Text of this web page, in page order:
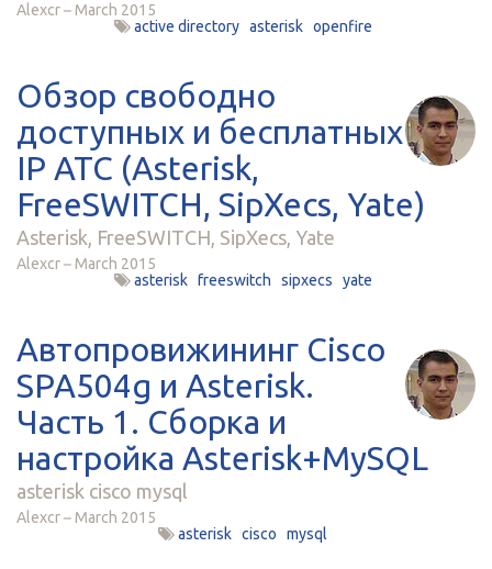
Alexcr
March 2015
active directory asterisk openfire
Обзор свободно
доступных и бесплатных
IP АТС (Asterisk,
FreeSWITCH, SipXecs, Yate)
Asterisk, FreeSWITCH, SipXecs, Yate
Alexcr
March 2015
asterisk freeswitch sipxecs yate
Автопровижининг Cisco
SPA504g и Asterisk.
Часть 1. Сборка и
настройка Asterisk+MySQL
asterisk cisco mysql
Alexcr
March 2015
asterisk cisco mysql